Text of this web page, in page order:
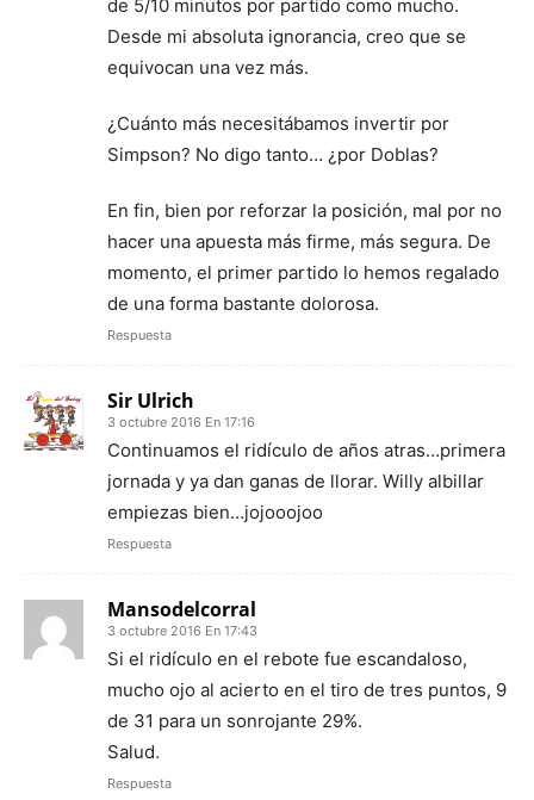
de 5/10 minutos por partido como mucho.
Desde mi absoluta ignorancia, creo que se
equivocan una vez más.
¿Cuánto más necesitábamos invertir por
Simpson? No digo tanto… ¿por Doblas?
En fin, bien por reforzar la posición, mal por no
hacer una apuesta más firme, más segura. De
momento, el primer partido lo hemos regalado
de una forma bastante dolorosa.
Respuesta
Sir Ulrich
3 octubre 2016 En 17:16
Continuamos el ridículo de años atras…primera
jornada y ya dan ganas de llorar. Willy albillar
empiezas bien…jojooojoo
Respuesta
Mansodelcorral
3 octubre 2016 En 17:43
Si el ridículo en el rebote fue escandaloso,
mucho ojo al acierto en el tiro de tres puntos, 9
de 31 para un sonrojante 29%.
Salud.
Respuesta